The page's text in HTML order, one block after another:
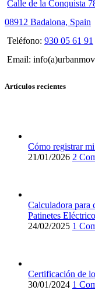
Calle de la Conquista
08912 Badalona, Spain
Teléfono: 930 05 61 91
Email:
Artículos recientes
Cómo registrar
21/01/2026 2
Calculadora para
Patinetes
24/02/2025 1
Certificación de
30/01/2024 1